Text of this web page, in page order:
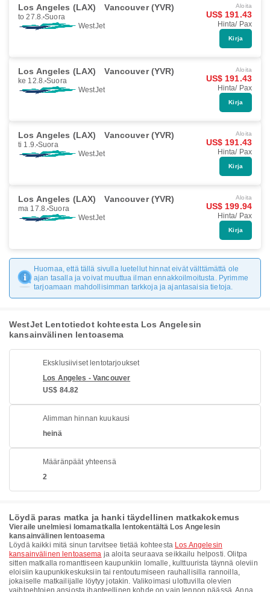
Los Angeles (LAX) Vancouver (YVR)
to 27.8. Suora
WestJet
Aloita
US$ 191.43
Hinta/ Pax
Kirja
Los Angeles (LAX) Vancouver (YVR)
ke 12.8. Suora
WestJet
Aloita
US$ 191.43
Hinta/ Pax
Kirja
Los Angeles (LAX) Vancouver (YVR)
ti 1.9. Suora
WestJet
Aloita
US$ 191.43
Hinta/ Pax
Kirja
Los Angeles (LAX) Vancouver (YVR)
ma 17.8. Suora
WestJet
Aloita
US$ 199.94
Hinta/ Pax
Kirja
Huomaa, että tällä sivulla luetellut hinnat eivät välttämättä ole
ajan tasalla ja voivat muuttua ilman ennakkoilmoitusta. Pyrimme
tarjoamaan mahdollisimman tarkkoja ja ajantasaisia tietoja.
WestJet Lentotiedot kohteesta Los Angelesin
kansainvälinen lentoasema
Eksklusiiviset lentotarjoukset
Los Angeles - Vancouver
US$ 84.82
Alimman hinnan kuukausi
heinä
Määränpäät yhteensä
2
Löydä paras matka ja hanki täydellinen matkakokemus
Vieraile unelmiesi lomamatkalla lentokentältä Los Angelesin
kansainvälinen lentoasema
Löydä kaikki mitä sinun tarvitsee tietää kohteesta Los Angelesin
kansainvälinen lentoasema ja aloita seuraava seikkailu helposti. Olitpa
sitten matkalla romanttiseen kaupunkiin lomalle, kulttuurista täynnä oleviin
eloisiin kaupunkikeskuksiin tai rentoutumiseen rauhallisilla rannoilla,
jokaiselle matkailijalle löytyy jotakin. Valikoimasi ulottuvilla olevien
vaihtoehtojen ansiosta ihanteellinen kohde on vain lennon päässä. Anna